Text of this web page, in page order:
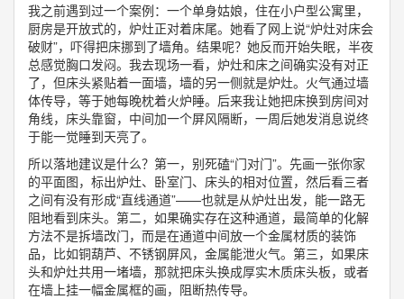
我之前遇到过一个案例：一个单身姑娘，住在小户型公寓里，
厨房是开放式的，炉灶正对着床尾。她看了网上说“炉灶对床会
破财”，吓得把床挪到了墙角。结果呢？她反而开始失眠，半夜
总感觉胸口发闷。我去现场一看，炉灶和床之间确实没有对正
了，但床头紧贴着一面墙，墙的另一侧就是炉灶。火气通过墙
体传导，等于她每晚枕着火炉睡。后来我让她把床换到房间对
角线，床头靠窗，中间加一个屏风隔断，一周后她发消息说终
于能一觉睡到天亮了。
所以落地建议是什么？第一，别死磕“门对门”。先画一张你家
的平面图，标出炉灶、卧室门、床头的相对位置，然后看三者
之间有没有形成“直线通道”——也就是从炉灶出发，能一路无
阻地看到床头。第二，如果确实存在这种通道，最简单的化解
方法不是拆墙改门，而是在通道中间放一个金属材质的装饰
品，比如铜葫芦、不锈钢屏风，金属能泄火气。第三，如果床
头和炉灶共用一堵墙，那就把床头换成厚实木质床头板，或者
在墙上挂一幅金属框的画，阻断热传导。